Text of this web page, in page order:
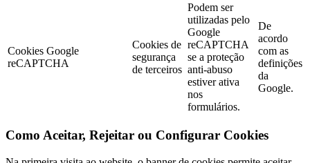
Cookies Google
reCAPTCHA
Cookies de
segurança
de terceiros
Podem ser
utilizadas pelo
Google
reCAPTCHA
se a proteção
anti-abuso
estiver ativa
nos
formulários.
De
acordo
com as
definições
da
Google.
Como Aceitar, Rejeitar ou Configurar Cookies